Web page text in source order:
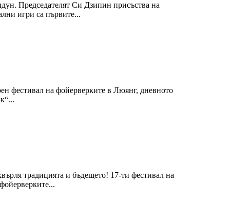
Председателят Си Дзипин присъства на
игри са първите...
фестивал на фойерверките в Люянг, дневното
традицията и бъдещето! 17-ти фестивал на